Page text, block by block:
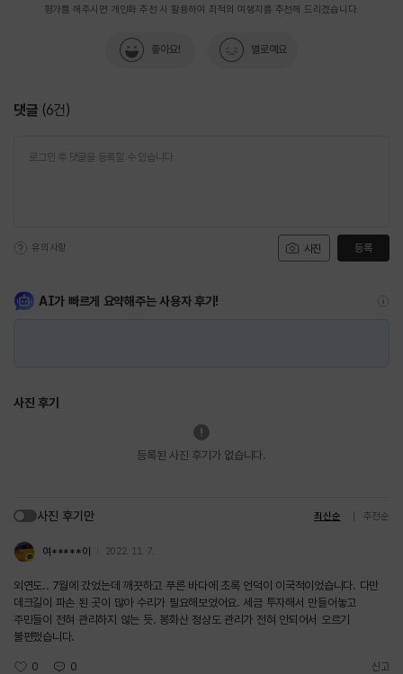
평가를 해주시면 개인화 추천 시 활용하여 최적의 여행지를 추천해 드리겠습니다.
좋아요! 별로예요
댓글 (6건)
사진
유의사항 등록
AI가 빠르게 요약해주는 사용자 후기!
사진 후기
등록된 사진 후기가 없습니다.
사진 후기만 최신순 추천순
여*****이 2022. 11. 7.
외연도.. 7월에 갔었는데 깨끗하고 푸른 바다에 초록 언덕이 이국적이었습니다. 다만
데크길이 파손 된 곳이 많아 수리가 필요해보였어요. 세금 투자해서 만들어놓고
주민들이 전혀 관리하지 않는 듯. 봉화산 정상도 관리가 전혀 안되어서 오르기
불편했습니다.
0 0 신고